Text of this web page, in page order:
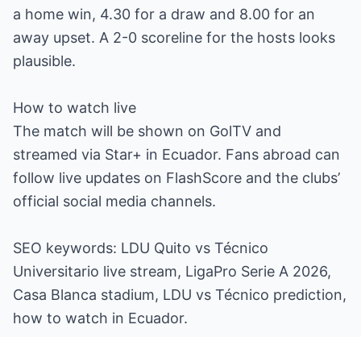
a home win, 4.30 for a draw and 8.00 for an
away upset. A 2-0 scoreline for the hosts looks
plausible.
How to watch live
The match will be shown on GolTV and
streamed via Star+ in Ecuador. Fans abroad can
follow live updates on FlashScore and the clubs’
official social media channels.
SEO keywords: LDU Quito vs Técnico
Universitario live stream, LigaPro Serie A 2026,
Casa Blanca stadium, LDU vs Técnico prediction,
how to watch in Ecuador.